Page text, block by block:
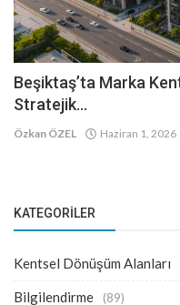
Beşiktaş’ta Marka
Stratejik...
Özkan ÖZEL Haziran 1, 2026
KATEGORILER
Kentsel Dönüşüm Alanları
Bilgilendirme (89)